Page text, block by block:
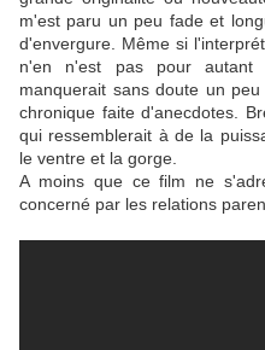
m'est paru un peu fade et
d'envergure. Même si
n'en n'est pas pour autant
manquerait sans doute un
chronique faite d'anecdotes.
qui ressemblerait à de la
le ventre et la gorge.
A moins que ce film ne
concerné par les relations